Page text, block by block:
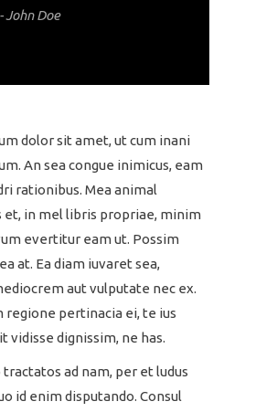
- John Doe
dolor sit amet, ut cum inani
An sea congue inimicus, eam
rationibus. Mea animal
et, in mel libris propriae, minim
evertitur eam ut. Possim
at. Ea diam iuvaret sea,
aut vulputate nec ex.
regione pertinacia ei, te ius
vidisse dignissim, ne has.
ad nam, per et ludus
id enim disputando. Consul